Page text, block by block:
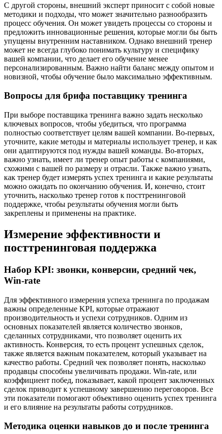
С другой стороны, внешний эксперт приносит с собой новые
методики и подходы, что может значительно разнообразить
процесс обучения. Он может увидеть процессы со стороны и
предложить инновационные решения, которые могли бы быть
упущены внутренним наставником. Однако внешний тренер
может не всегда глубоко понимать культуру и специфику
вашей компании, что делает его обучение менее
персонализированным. Важно найти баланс между опытом и
новизной, чтобы обучение было максимально эффективным.
Вопросы для брифа поставщику тренинга
При выборе поставщика тренинга важно задать несколько
ключевых вопросов, чтобы убедиться, что программа
полностью соответствует целям вашей компании. Во-первых,
уточните, какие методы и материалы использует тренер, и как
они адаптируются под нужды вашей команды. Во-вторых,
важно узнать, имеет ли тренер опыт работы с компаниями,
схожими с вашей по размеру и отрасли. Также важно узнать,
как тренер будет измерять успех тренинга и какие результаты
можно ожидать по окончанию обучения. И, конечно, стоит
уточнить, насколько тренер готов к посттренинговой
поддержке, чтобы результаты обучения могли быть
закреплены и применены на практике.
Измерение эффективности и
посттренинговая поддержка
Набор KPI: звонки, конверсии, средний чек,
Win-rate
Для эффективного измерения успеха тренинга по продажам
важны определенные KPI, которые отражают
производительность и успехи сотрудников. Одним из
основных показателей является количество звонков,
сделанных сотрудниками, что позволяет оценить их
активность. Конверсия, то есть процент успешных сделок,
также является важным показателем, который указывает на
качество работы. Средний чек позволяет понять, насколько
продавцы способны увеличивать продажи. Win-rate, или
коэффициент побед, показывает, какой процент заключенных
сделок приводит к успешному завершению переговоров. Все
эти показатели помогают объективно оценить успех тренинга
и его влияние на результаты работы сотрудников.
Методика оценки навыков до и после тренинга